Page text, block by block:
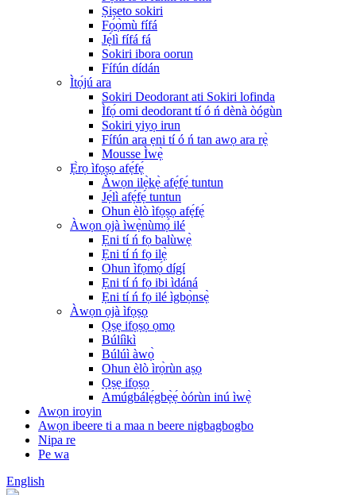
Ṣiṣeto sokiri
Fọ́ọ̀mù fífá
Jẹ́lì fífá fá
Sokiri ibora oorun
Fífún dídán
Ìtọ́jú ara
Sokiri Deodorant ati Sokiri lofinda
Ìfọ́ omi deodorant tí ó ń dènà òógùn
Sokiri yiyọ irun
Fífún ara ẹni tí ó ń tan awọ ara rẹ̀
Mousse Ìwẹ̀
Ẹ̀rọ ìfọṣọ afẹ́fẹ́
Àwọn ilẹ̀kẹ̀ afẹ́fẹ́ tuntun
Jẹ́lì afẹ́fẹ́ tuntun
Ohun èlò ìfọṣọ afẹ́fẹ́
Àwọn ọjà ìwẹ̀nùmọ́ ilé
Ẹni tí ń fọ balùwẹ̀
Ẹni tí ń fọ ilẹ̀
Ohun ìfọmọ́ dígí
Ẹni tí ń fọ ibi ìdáná
Ẹni tí ń fọ ilé ìgbọ̀nsẹ̀
Àwọn ọjà ìfọṣọ
Ọṣẹ ifọṣọ ọmọ
Búlíìkì
Búlúì àwọ̀
Ohun èlò ìrọ̀rùn aṣọ
Ọṣẹ ifọṣọ
Amúgbálẹ́gbẹ̀ẹ́ òórùn inú ìwẹ̀
Awọn iroyin
Awọn ibeere ti a maa n beere nigbagbogbo
Nipa re
Pe wa
English